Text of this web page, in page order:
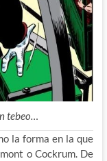
tebeo…
la forma en la que
o Cockrum. De